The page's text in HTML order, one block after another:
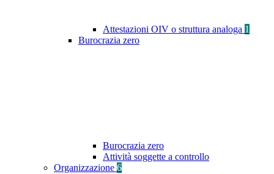
Attestazioni OIV o struttura analoga 1
Burocrazia zero
Burocrazia zero
Attività soggette a controllo
Organizzazione 6